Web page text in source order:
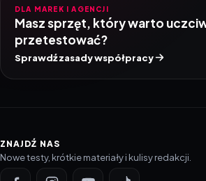
DLA MAREK I AGENCJI
Masz sprzęt, który warto
przetestować?
Sprawdź zasady współpracy
ZNAJDŹ NAS
Nowe testy, krótkie materiały i kulisy redakcji.